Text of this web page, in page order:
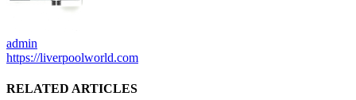
admin
https://liverpoolworld.com
RELATED ARTICLES